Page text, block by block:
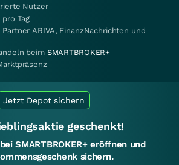
Nutzer
Tag
Partner ARIVA, FinanzNachrichten und
beim SMARTBROKER+
Jetzt Depot sichern
geschenkt!
SMARTBROKER+ eröffnen und
sichern.